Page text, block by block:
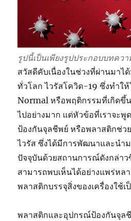
รูปนี้เป็นเพียงรูปประกอบบทคว
สวัสดีคับเนื่องในช่วงที่ผ่านมาไ
ทั่วโลก ไวรัสโควิด-19 ซึ่งทำใ
Normal หรือพฤติกรรมที่เกิดขึ้
ไปอย่างมาก แต่หัวข้อที่เราจะ
ป้องกันจุลชีพย์ หรือพลาสติกช่ว
ไวรัส ซึ่งได้มีการพัฒนาและนำ
ปัจจุบันด้วยสถานการณ์ดังกล่าว
สามารถพบเห็นได้อย่างแพร่หล
พลาสติกบรรจุสิ่งของเครื่องใช้เ
พลาสติกและอุปกรณ์ป้องกันจุล